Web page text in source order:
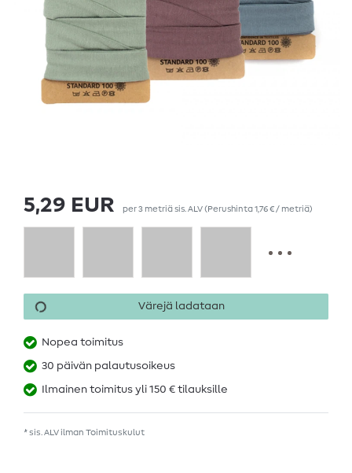
5,29 EUR per3 metriäsis. ALV(Perushinta1,76 € / metriä)
Värejä ladataan
Nopea toimitus
30 päivän palautusoikeus
Ilmainen toimitus yli 150 € tilauksille
* sis. ALV ilman Toimituskulut